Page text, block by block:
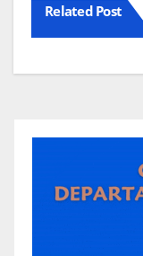
Related Post